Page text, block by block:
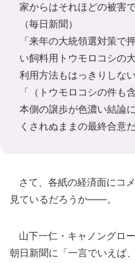
家からはそれほどの被害
（毎日新聞）
「来年の大統領選対策で
い飼料用トウモロコシの
利用方法もはっきりしな
「（トウモロコシの件も
本側の譲歩が色濃い結論
くされぬままの最終合意
さて、各紙の経済面にコ
見ているだろうか――。
山下一仁・キャノングロ
朝日新聞に「一言でいえば